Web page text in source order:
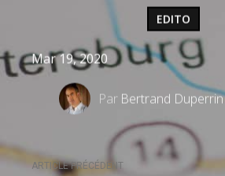
ARTICLE PRÉCÉDENT
EDITO
Mar 19, 2020
Par Bertrand Duperrin